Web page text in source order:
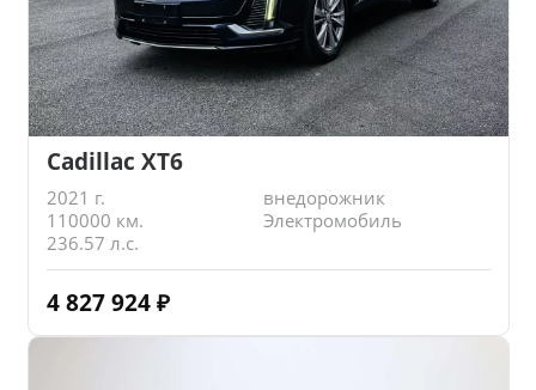
Cadillac XT6
2021 г.
внедорожник
110000 км.
Электромобиль
236.57 л.с.
4 827 924 ₽